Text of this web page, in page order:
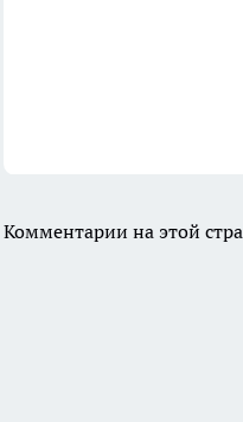
Комментарии на этой